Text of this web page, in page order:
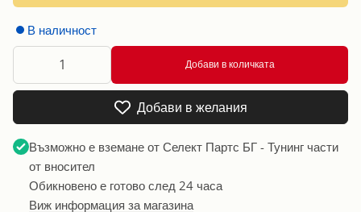
В наличност
Добави в количката
Добави в желания
Възможно е вземане отСелект Партс БГ - Тунинг части
от вносител
Обикновено е готово след 24 часа
Виж информация за магазина